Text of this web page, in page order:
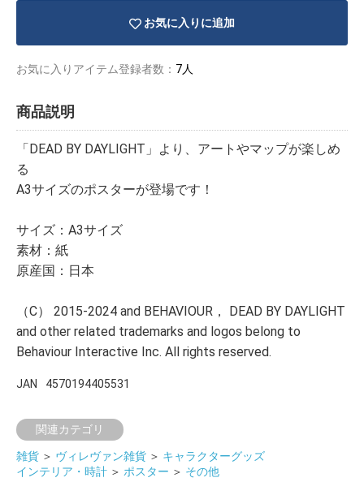
お気に入りに追加
お気に入りアイテム登録者数： 7人
商品説明
「DEAD BY DAYLIGHT」より、アートやマップが楽しめ
る
A3サイズのポスターが登場です！
サイズ：A3サイズ
素材：紙
原産国：日本
（C） 2015-2024 and BEHAVIOUR， DEAD BY DAYLIGHT
and other related trademarks and logos belong to
Behaviour Interactive Inc. All rights reserved.
JAN 4570194405531
関連カテゴリ
雑貨 ＞ ヴィレヴァン雑貨 ＞ キャラクターグッズ
インテリア・時計 ＞ ポスター ＞ その他
ーター
ッズ